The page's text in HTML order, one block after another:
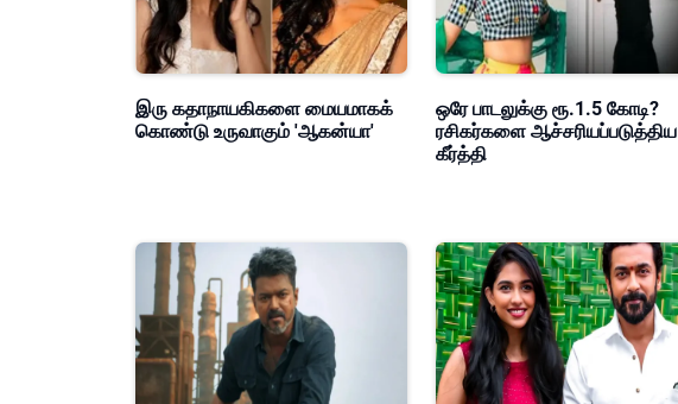
இரு கதாநாயகிகளை மையமாகக்
கொண்டு உருவாகும் 'ஆகன்யா'
ஒரே பாடலுக்கு ரூ.1.5 கோடி?
ரசிகர்களை ஆச்சரியப்படுத்திய
கீர்த்தி